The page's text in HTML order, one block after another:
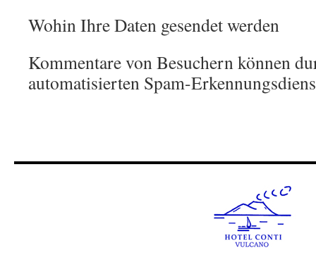
Wohin Ihre Daten gesendet werden
Kommentare von Besuchern können
automatisierten Spam-